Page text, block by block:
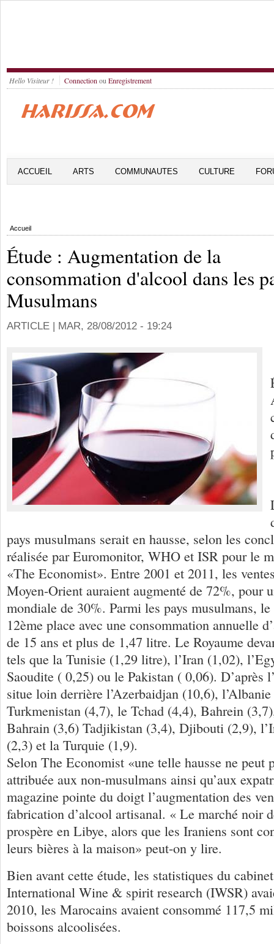
Hello Visiteur ! Connection ou Enregistrement
ACCUEIL ARTS COMMUNAUTES CULTURE
Accueil
Étude : Augmentation de la
consommation d'alcool dans les
Musulmans
ARTICLE | MAR, 28/08/2012 - 19:24
pays musulmans serait en hausse, selon les
réalisée par Euromonitor, WHO et ISR pour le
«The Economist». Entre 2001 et 2011, les
Moyen-Orient auraient augmenté de 72%, pour
mondiale de 30%. Parmi les pays musulmans,
12ème place avec une consommation annuelle
de 15 ans et plus de 1,47 litre. Le Royaume
tels que la Tunisie (1,29 litre), l’Iran (1,02),
Saoudite ( 0,25) ou le Pakistan ( 0,06). D’après
situe loin derrière l’Azerbaidjan (10,6),
Turkmenistan (4,7), le Tchad (4,4), Bahrein
Bahrain (3,6) Tadjikistan (3,4), Djibouti (2,9),
(2,3) et la Turquie (1,9).
Selon The Economist «une telle hausse ne peut
attribuée aux non-musulmans ainsi qu’aux
magazine pointe du doigt l’augmentation des
fabrication d’alcool artisanal. « Le marché noir
prospère en Libye, alors que les Iraniens sont
leurs bières à la maison» peut-on y lire.
Bien avant cette étude, les statistiques du
International Wine & spirit research (IWSR)
2010, les Marocains avaient consommé 117,5
boissons alcoolisées.